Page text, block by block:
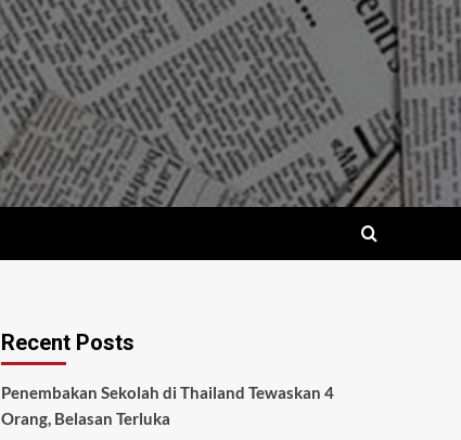
Recent Posts
Penembakan Sekolah di Thailand Tewaskan 4
Orang, Belasan Terluka